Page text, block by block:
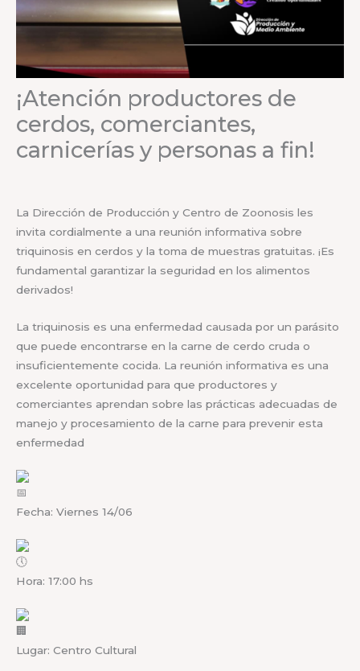
¡Atención productores de
cerdos, comerciantes,
carnicerías y personas a fin!
La Dirección de Producción y Centro de Zoonosis les
invita cordialmente a una reunión informativa sobre
triquinosis en cerdos y la toma de muestras gratuitas. ¡Es
fundamental garantizar la seguridad en los alimentos
derivados!
La triquinosis es una enfermedad causada por un parásito
que puede encontrarse en la carne de cerdo cruda o
insuficientemente cocida. La reunión informativa es una
excelente oportunidad para que productores y
comerciantes aprendan sobre las prácticas adecuadas de
manejo y procesamiento de la carne para prevenir esta
enfermedad
Fecha: Viernes 14/06
Hora: 17:00 hs
Lugar: Centro Cultural